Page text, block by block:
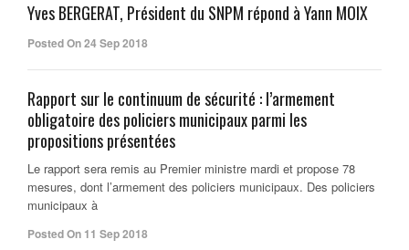
Yves BERGERAT, Président du SNPM répond à Yann MOIX
Posted On 24 Sep 2018
Rapport sur le continuum de sécurité : l’armement
obligatoire des policiers municipaux parmi les
propositions présentées
Le rapport sera remis au Premier ministre mardi et propose 78
mesures, dont l’armement des policiers municipaux. Des policiers
municipaux à
Posted On 11 Sep 2018